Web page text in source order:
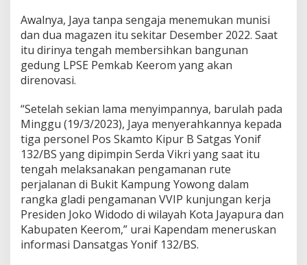
Awalnya, Jaya tanpa sengaja menemukan munisi
dan dua magazen itu sekitar Desember 2022. Saat
itu dirinya tengah membersihkan bangunan
gedung LPSE Pemkab Keerom yang akan
direnovasi.
“Setelah sekian lama menyimpannya, barulah pada
Minggu (19/3/2023), Jaya menyerahkannya kepada
tiga personel Pos Skamto Kipur B Satgas Yonif
132/BS yang dipimpin Serda Vikri yang saat itu
tengah melaksanakan pengamanan rute
perjalanan di Bukit Kampung Yowong dalam
rangka gladi pengamanan VVIP kunjungan kerja
Presiden Joko Widodo di wilayah Kota Jayapura dan
Kabupaten Keerom,” urai Kapendam meneruskan
informasi Dansatgas Yonif 132/BS.